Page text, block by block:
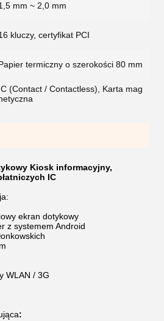
mm ~ 2,0 mm
kluczy, certyfikat PCI
termiczny o szerokości 80 mm
(Contact / Contactless), Karta mag
Kiosk informacyjny,
IC
ekran dotykowy
z systemem Android
WLAN / 3G
: